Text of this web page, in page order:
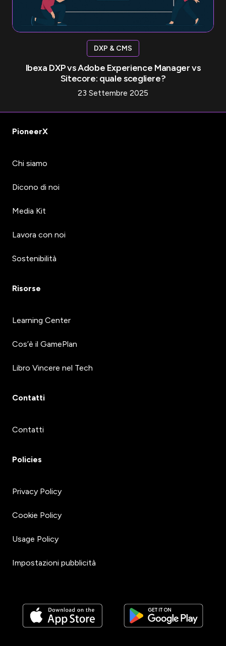
DXP & CMS
Ibexa DXP vs Adobe Experience Manager vs
Sitecore: quale scegliere?
23 Settembre 2025
PioneerX
Chi siamo
Dicono di noi
Media Kit
Lavora con noi
Sostenibilità
Risorse
Learning Center
Cos’è il GamePlan
Libro Vincere nel Tech
Contatti
Contatti
Policies
Privacy Policy
Cookie Policy
Usage Policy
Impostazioni pubblicità